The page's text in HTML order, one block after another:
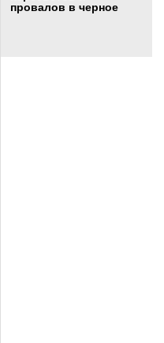
провалов в черное